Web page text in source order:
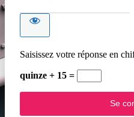
Saisissez votre réponse en
quinze + 15 =